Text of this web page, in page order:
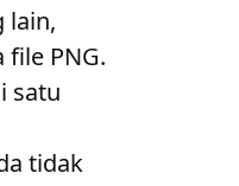
lain,
PNG.
satu
tidak